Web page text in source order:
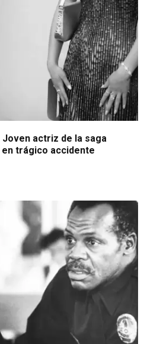
actriz de la saga
trágico accidente